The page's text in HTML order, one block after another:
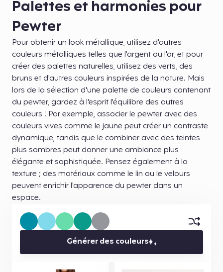
Palettes et harmonies pour
Pewter
Pour obtenir un look métallique, utilisez d'autres
couleurs métalliques telles que l'argent ou l'or, et pour
créer des palettes naturelles, utilisez des verts, des
bruns et d'autres couleurs inspirées de la nature. Mais
lors de la sélection d'une palette de couleurs contenant
du pewter, gardez à l'esprit l'équilibre des autres
couleurs ! Par exemple, associer le pewter avec des
couleurs vives comme le jaune peut créer un contraste
dynamique, tandis que le combiner avec des teintes
plus sombres peut donner une ambiance plus
élégante et sophistiquée. Pensez également à la
texture ; des matériaux comme le lin ou le velours
peuvent enrichir l'apparence du pewter dans un
espace.
Générer des couleurs